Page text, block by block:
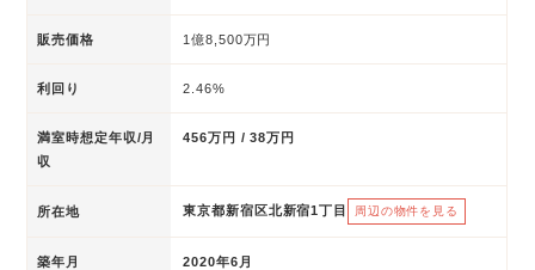
販売価格 1億8,500万円
利回り 2.46%
満室時想定年収/月
収
456万円 / 38万円
所在地 東京都新宿区北新宿1丁目 周辺の物件を見る
築年月 2020年6月